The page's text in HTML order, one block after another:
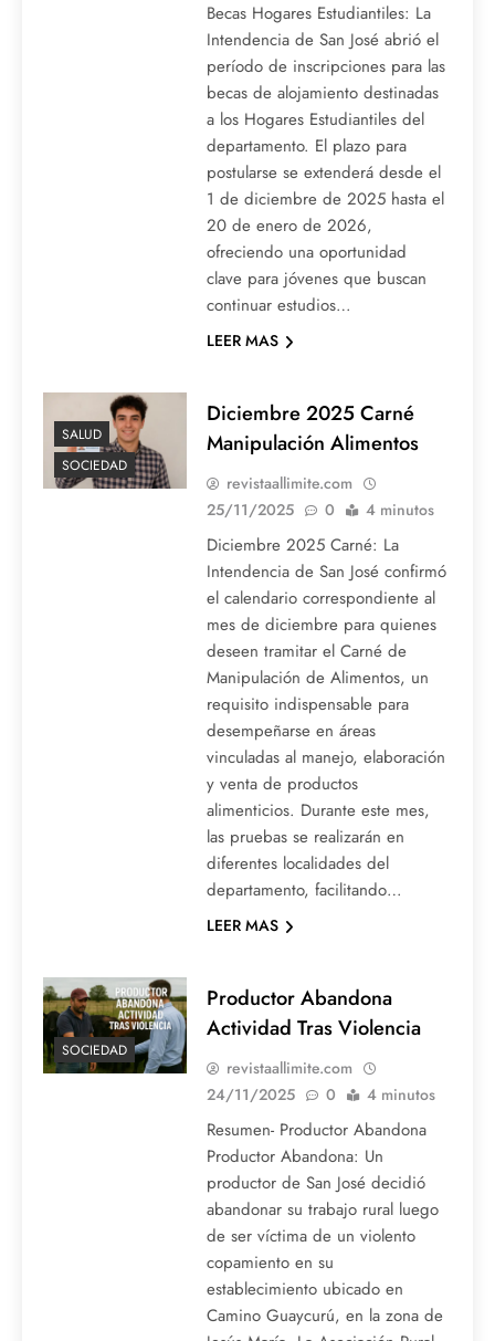
Becas Hogares Estudiantiles: La
Intendencia de San José abrió el
período de inscripciones para las
becas de alojamiento destinadas
a los Hogares Estudiantiles del
departamento. El plazo para
postularse se extenderá desde el
1 de diciembre de 2025 hasta el
20 de enero de 2026,
ofreciendo una oportunidad
clave para jóvenes que buscan
continuar estudios…
LEER MAS
SALUD
SOCIEDAD
Diciembre 2025 Carné
Manipulación Alimentos
revistaallimite.com
25/11/2025
0 4 minutos
Diciembre 2025 Carné: La
Intendencia de San José confirmó
el calendario correspondiente al
mes de diciembre para quienes
deseen tramitar el Carné de
Manipulación de Alimentos, un
requisito indispensable para
desempeñarse en áreas
vinculadas al manejo, elaboración
y venta de productos
alimenticios. Durante este mes,
las pruebas se realizarán en
diferentes localidades del
departamento, facilitando…
LEER MAS
SOCIEDAD
Productor Abandona
Actividad Tras Violencia
revistaallimite.com
24/11/2025
0 4 minutos
Resumen- Productor Abandona
Productor Abandona: Un
productor de San José decidió
abandonar su trabajo rural luego
de ser víctima de un violento
copamiento en su
establecimiento ubicado en
Camino Guaycurú, en la zona de